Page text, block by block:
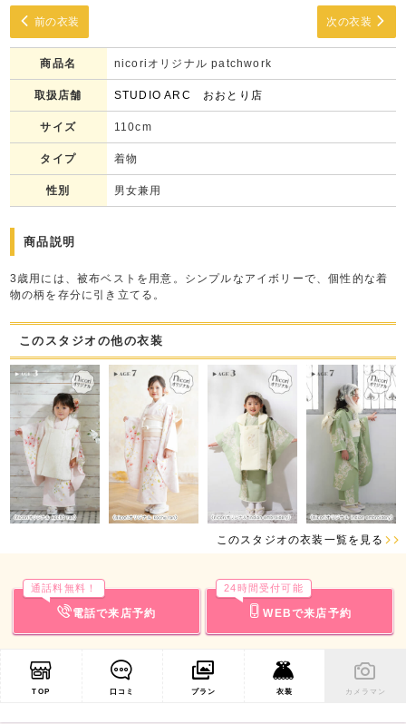
前の衣装 次の衣装
商品名 nicoriオリジナル patchwork
取扱店舗 STUDIO ARC おおとり店
サイズ 110cm
タイプ 着物
性別 男女兼用
商品説明
3歳用には、被布ベストを用意。シンプルなアイボリーで、個性的な着
物の柄を存分に引き立てる。
このスタジオの他の衣装
このスタジオの衣装一覧を見る
電話で来店予約
通話料無料！
WEBで来店予約
24時間受付可能
TOP 口コミ プラン 衣装 カメラマン